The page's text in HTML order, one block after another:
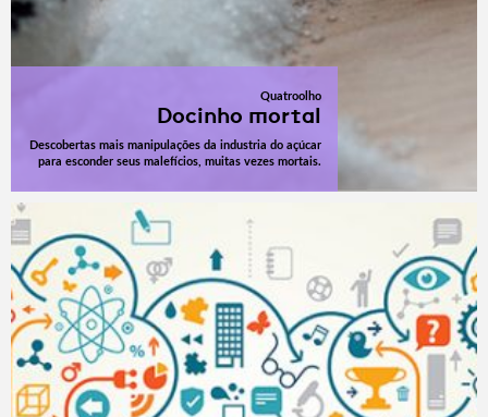
Quatroolho
Docinho mortal
Descobertas mais manipulações da industria do açúcar
para esconder seus malefícios, muitas vezes mortais.